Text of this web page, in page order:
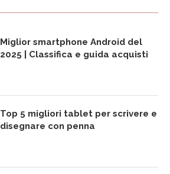
Miglior smartphone Android del
2025 | Classifica e guida acquisti
Top 5 migliori tablet per scrivere e
disegnare con penna